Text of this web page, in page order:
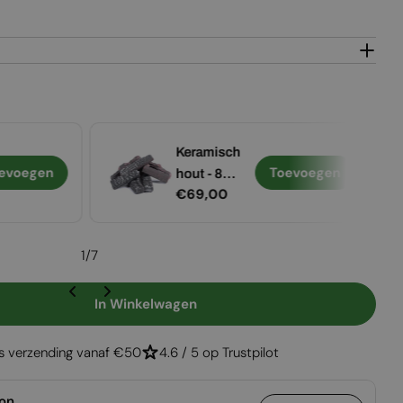
Keramisch
hout - 8
stuks
Normale
€69,00
Toevoegen
1/7
-Witte Vrijstaande Bio-Ethanol Kachel
Voor Honolulu -Witte Vrijstaande Bio-Ethanol
In Winkelwagen
verzending vanaf €50 4.6 / 5 op Trustpilot